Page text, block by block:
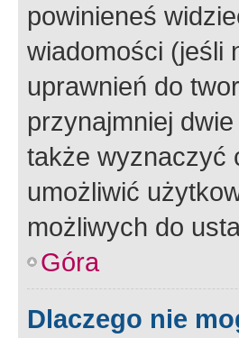
powinieneś
wiadomości (jeśli
uprawnień do
przynajmniej
także wyznaczyć
umożliwić
możliwych do
Góra
Dlaczego nie